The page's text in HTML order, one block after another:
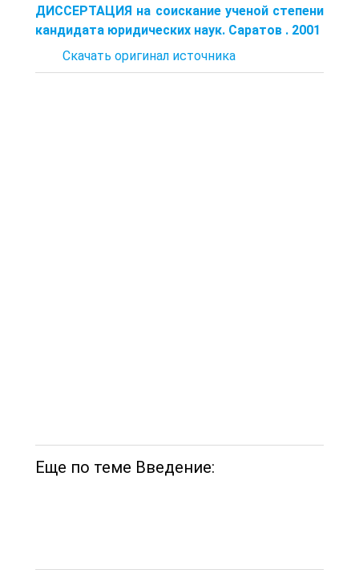
ДИССЕРТАЦИЯ на соискание ученой степени
кандидата юридических наук. Саратов . 2001
Скачать оригинал источника
Еще по теме Введение: